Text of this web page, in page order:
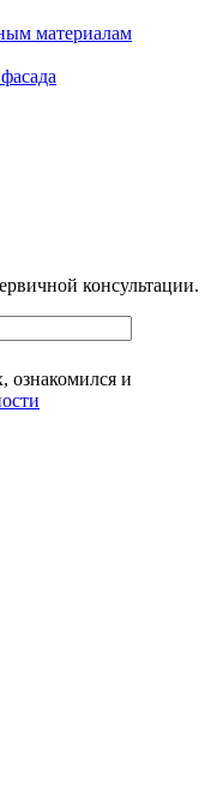
материалам
консультации.
ознакомился и